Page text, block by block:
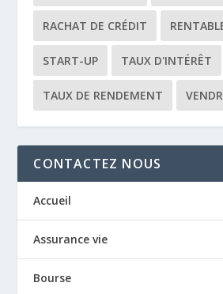
RACHAT DE CRÉDIT
START-UP TAUX D'INTÉRÊT
TAUX DE RENDEMENT
CONTACTEZ NOUS
Accueil
Assurance vie
Bourse